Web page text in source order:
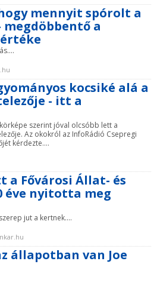
mennyit spórolt a
- megdöbbentő a
kocsiké alá a
- itt a
szerint jóval olcsóbb lett a
Az okokról az InfoRádió Csepregi
kérdezte....
a Fővárosi Állat- és
éve nyitotta meg
jut a kertnek....
állapotban van Joe